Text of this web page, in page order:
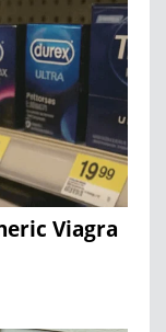
Viagra